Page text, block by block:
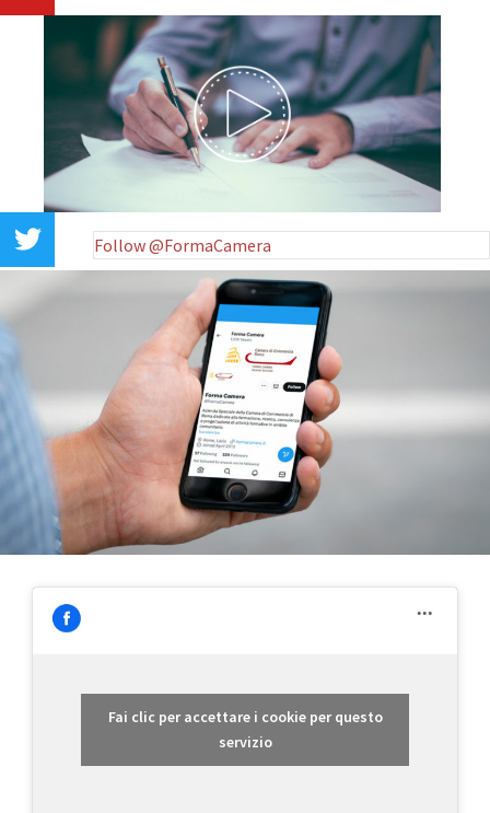
Follow @FormaCamera
Fai clic per accettare i cookie per questo
servizio